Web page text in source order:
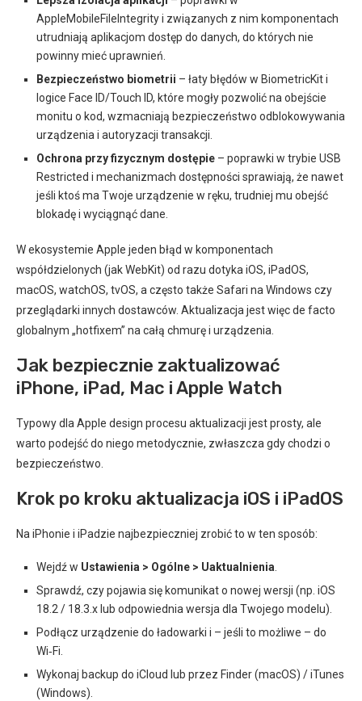
AppleMobileFileIntegrity i związanych z nim komponentach
utrudniają aplikacjom dostęp do danych, do których nie
powinny mieć uprawnień.
Bezpieczeństwo biometrii – łaty błędów w BiometricKit i
logice Face ID/Touch ID, które mogły pozwolić na obejście
monitu o kod, wzmacniają bezpieczeństwo odblokowywania
urządzenia i autoryzacji transakcji.
Ochrona przy fizycznym dostępie – poprawki w trybie USB
Restricted i mechanizmach dostępności sprawiają, że nawet
jeśli ktoś ma Twoje urządzenie w ręku, trudniej mu obejść
blokadę i wyciągnąć dane.
W ekosystemie Apple jeden błąd w komponentach
współdzielonych (jak WebKit) od razu dotyka iOS, iPadOS,
macOS, watchOS, tvOS, a często także Safari na Windows czy
przeglądarki innych dostawców. Aktualizacja jest więc de facto
globalnym „hotfixem” na całą chmurę i urządzenia.
Jak bezpiecznie zaktualizować
iPhone, iPad, Mac i Apple Watch
Typowy dla Apple design procesu aktualizacji jest prosty, ale
warto podejść do niego metodycznie, zwłaszcza gdy chodzi o
bezpieczeństwo.
Krok po kroku aktualizacja iOS i iPadOS
Na iPhonie i iPadzie najbezpieczniej zrobić to w ten sposób:
Wejdź w Ustawienia > Ogólne > Uaktualnienia
Sprawdź, czy pojawia się komunikat o nowej wersji (np. iOS
18.2 / 18.3.x lub odpowiednia wersja dla Twojego modelu).
Podłącz urządzenie do ładowarki i – jeśli to możliwe – do
Wi‑Fi.
Wykonaj backup do iCloud lub przez Finder (macOS) / iTunes
(Windows).